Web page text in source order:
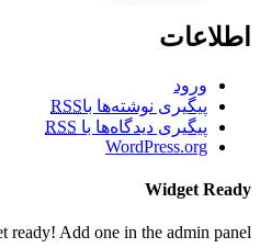
اطلاعات
ورود
پیگیری نوشته‌ها باRSS
پیگیری دیدگاه‌ها با RSS
WordPress.org
Widget Ready
ready! Add one in the admin panel.